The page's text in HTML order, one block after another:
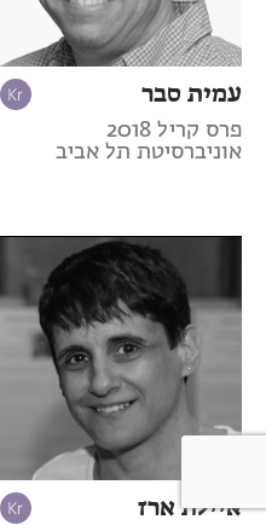
עמית סבר
פרס קריל 2018
אוניברסיטת תל אביב
איילת ארז